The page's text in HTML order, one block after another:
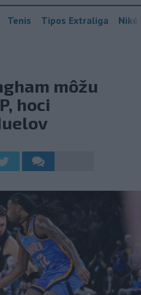
Tenis Tipos Extraliga
môžu
hoci